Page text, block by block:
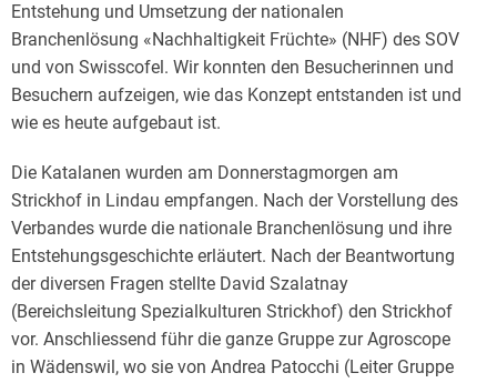
Entstehung und Umsetzung der nationalen
Branchenlösung «Nachhaltigkeit Früchte» (NHF) des SOV
und von Swisscofel. Wir konnten den Besucherinnen und
Besuchern aufzeigen, wie das Konzept entstanden ist und
wie es heute aufgebaut ist.
Die Katalanen wurden am Donnerstagmorgen am
Strickhof in Lindau empfangen. Nach der Vorstellung des
Verbandes wurde die nationale Branchenlösung und ihre
Entstehungsgeschichte erläutert. Nach der Beantwortung
der diversen Fragen stellte David Szalatnay
(Bereichsleitung Spezialkulturen Strickhof) den Strickhof
vor. Anschliessend führ die ganze Gruppe zur Agroscope
in Wädenswil, wo sie von Andrea Patocchi (Leiter Gruppe